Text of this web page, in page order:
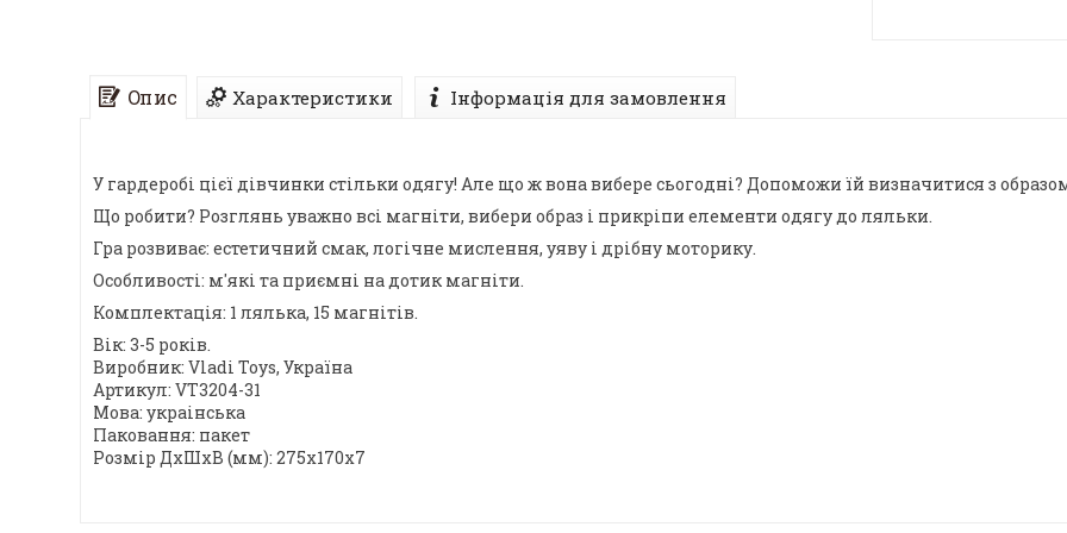
Опис Характеристики Інформація для замовлення
У гардеробі цієї дівчинки стільки одягу! Але що ж вона вибере сьогодні? Допоможи їй визначитися з
Що робити? Розглянь уважно всі магніти, вибери образ і прикріпи елементи одягу до ляльки.
Гра розвиває: естетичний смак, логічне мислення, уяву і дрібну моторику.
Особливості: м'які та приємні на дотик магніти.
Комплектація: 1 лялька, 15 магнітів.
Вік: 3-5 років.
Виробник: Vladi Toys, Україна
Артикул: VT3204-31
Мова: украінська
Паковання: пакет
Розмір ДхШхВ (мм): 275x170x7